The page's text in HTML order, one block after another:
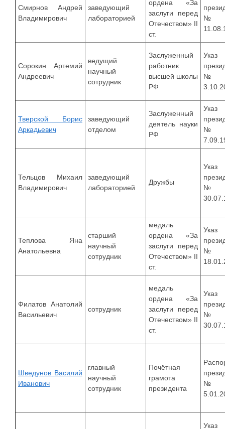
Смирнов Андрей
Владимирович
заведующий
лабораторией
ордена «За
заслуги перед
Отечеством» II
ст.
Сорокин Артемий
Андреевич
ведущий
научный
сотрудник
Заслуженный
работник
высшей школы
РФ
Указ
Тверской Борис
Аркадьевич
заведующий
отделом
Заслуженный
деятель науки
РФ
Указ
Тельцов Михаил
Владимирович
заведующий
лабораторией
Дружбы
Указ
Теплова Яна
Анатольевна
старший
научный
сотрудник
медаль
ордена «За
заслуги перед
Отечеством» II
ст.
Указ
Филатов Анатолий
Васильевич
сотрудник
медаль
ордена «За
заслуги перед
Отечеством» II
ст.
Указ
Шведунов Василий
Иванович
главный
научный
сотрудник
Почётная
грамота
президента
Указ